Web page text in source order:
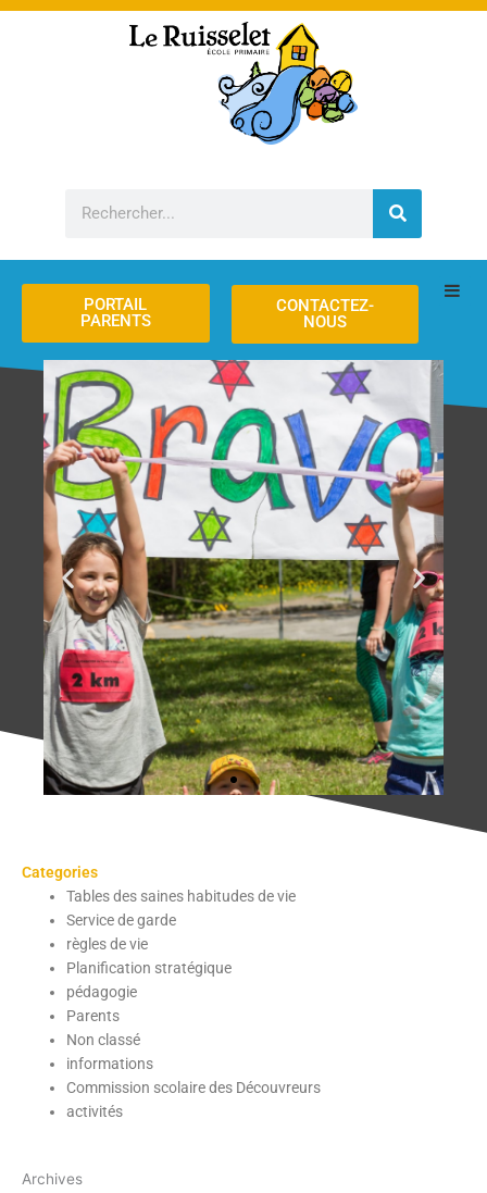
Aller
PORTAIL
PARENTS
CONTACTEZ-
NOUS
Course de la
Fondation
Categories
Tables des saines habitudes de vie
Service de garde
règles de vie
Planification stratégique
pédagogie
Parents
Non classé
informations
Commission scolaire des Découvreurs
activités
Archives